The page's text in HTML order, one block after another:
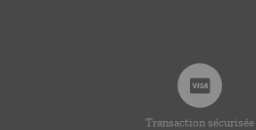
Transaction sécurisée